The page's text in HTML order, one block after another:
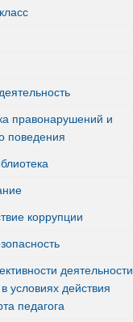
правонарушений и
поведения
коррупции
деятельности
условиях действия
педагога